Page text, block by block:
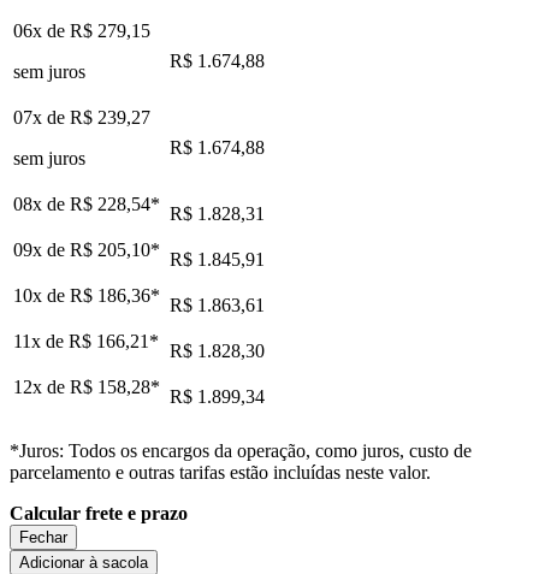
06x de R$ 279,15
sem juros
R$ 1.674,88
07x de R$ 239,27
sem juros
R$ 1.674,88
08x de R$ 228,54* R$ 1.828,31
09x de R$ 205,10* R$ 1.845,91
10x de R$ 186,36* R$ 1.863,61
11x de R$ 166,21* R$ 1.828,30
12x de R$ 158,28* R$ 1.899,34
*Juros: Todos os encargos da operação, como juros, custo de
parcelamento e outras tarifas estão incluídas neste valor.
Calcular frete e prazo
Fechar
Adicionar à sacola